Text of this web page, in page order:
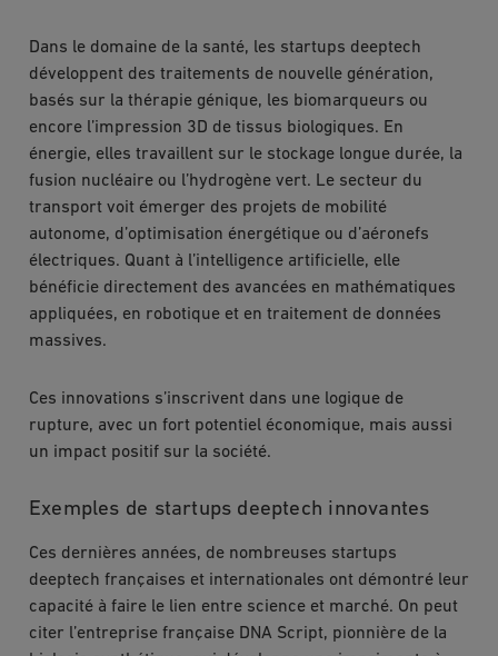
Dans le domaine de la santé, les startups deeptech
développent des traitements de nouvelle génération,
basés sur la thérapie génique, les biomarqueurs ou
encore l’impression 3D de tissus biologiques. En
énergie, elles travaillent sur le stockage longue durée, la
fusion nucléaire ou l’hydrogène vert. Le secteur du
transport voit émerger des projets de mobilité
autonome, d’optimisation énergétique ou d’aéronefs
électriques. Quant à l’intelligence artificielle, elle
bénéficie directement des avancées en mathématiques
appliquées, en robotique et en traitement de données
massives.
Ces innovations s’inscrivent dans une logique de
rupture, avec un fort potentiel économique, mais aussi
un impact positif sur la société.
Exemples de startups deeptech innovantes
Ces dernières années, de nombreuses startups
deeptech françaises et internationales ont démontré leur
capacité à faire le lien entre science et marché. On peut
citer l’entreprise française DNA Script, pionnière de la